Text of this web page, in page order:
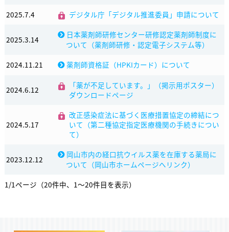
2025.7.4
デジタル庁「デジタル推進委員」申請について
2025.3.14
日本薬剤師研修センター研修認定薬剤師制度に
ついて（薬剤師研修・認定電子システム等）
2024.11.21
薬剤師資格証（HPKIカード）について
2024.6.12
「薬が不足しています。」（掲示用ポスター）
ダウンロードページ
2024.5.17
改正感染症法に基づく医療措置協定の締結につ
いて（第二種協定指定医療機関の手続きについ
て）
2023.12.12
岡山市内の経口抗ウイルス薬を在庫する薬局に
ついて（岡山市ホームページへリンク）
1/1ページ（20件中、1～20件目を表示）